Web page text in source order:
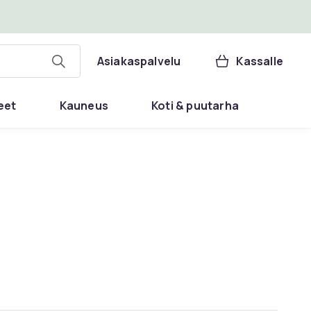
Asiakaspalvelu Kassalle
Kauneus Koti & puutarha